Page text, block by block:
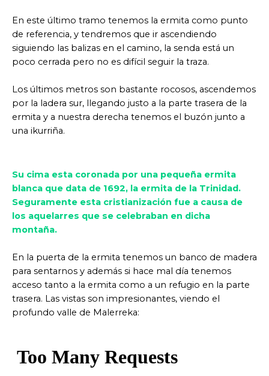
En este último tramo tenemos la ermita como punto
de referencia, y tendremos que ir ascendiendo
siguiendo las balizas en el camino, la senda está un
poco cerrada pero no es difícil seguir la traza.
Los últimos metros son bastante rocosos, ascendemos
por la ladera sur, llegando justo a la parte trasera de la
ermita y a nuestra derecha tenemos el buzón junto a
una ikurriña.
Su cima esta coronada por una pequeña ermita
blanca que data de 1692, la ermita de la Trinidad.
Seguramente esta cristianización fue a causa de
los aquelarres que se celebraban en dicha
montaña.
En la puerta de la ermita tenemos un banco de madera
para sentarnos y además si hace mal día tenemos
acceso tanto a la ermita como a un refugio en la parte
trasera. Las vistas son impresionantes, viendo el
profundo valle de Malerreka: